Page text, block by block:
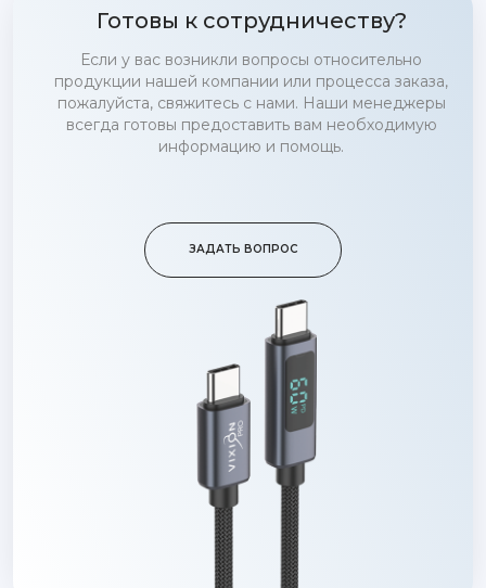
Готовы к сотрудничеству?
Если у вас возникли вопросы относительно
продукции нашей компании или процесса заказа,
пожалуйста, свяжитесь с нами. Наши менеджеры
всегда готовы предоставить вам необходимую
информацию и помощь.
ЗАДАТЬ ВОПРОС